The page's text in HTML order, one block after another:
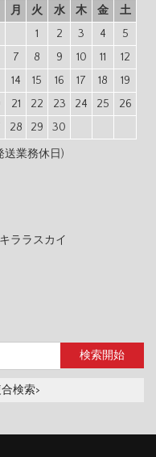
月 火 水 木 金
土
1
2 3 4
5
7 8 9 10 11
12
14 15 16 17 18
19
21 22 23 24 25
26
28 29 30
送業務休日)
ララスカイ
検索>